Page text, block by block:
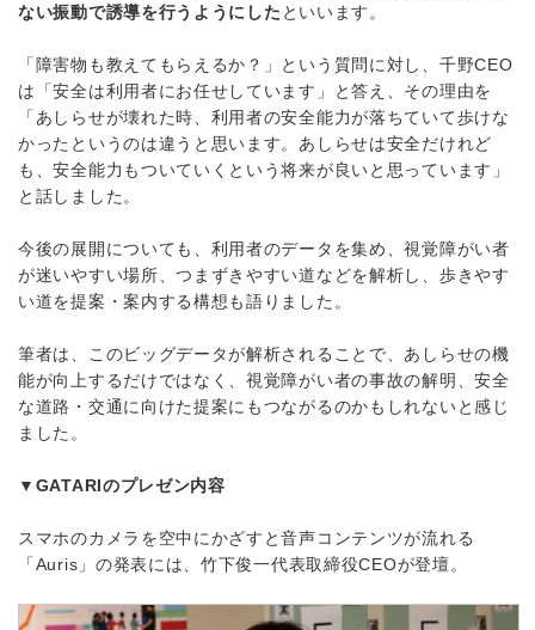
ない振動で誘導を行うようにした といいます。
「障害物も教えてもらえるか？」という質問に対し、千野CEO
は「安全は利用者にお任せしています」と答え、その理由を
「あしらせが壊れた時、利用者の安全能力が落ちていて歩けな
かったというのは違うと思います。あしらせは安全だけれど
も、安全能力もついていくという将来が良いと思っています」
と話しました。
今後の展開についても、利用者のデータを集め、視覚障がい者
が迷いやすい場所、つまずきやすい道などを解析し、歩きやす
い道を提案・案内する構想も語りました。
筆者は、このビッグデータが解析されることで、あしらせの機
能が向上するだけではなく、視覚障がい者の事故の解明、安全
な道路・交通に向けた提案にもつながるのかもしれないと感じ
ました。
▼GATARIのプレゼン内容
スマホのカメラを空中にかざすと音声コンテンツが流れる
「Auris」の発表には、竹下俊一代表取締役CEOが登壇。